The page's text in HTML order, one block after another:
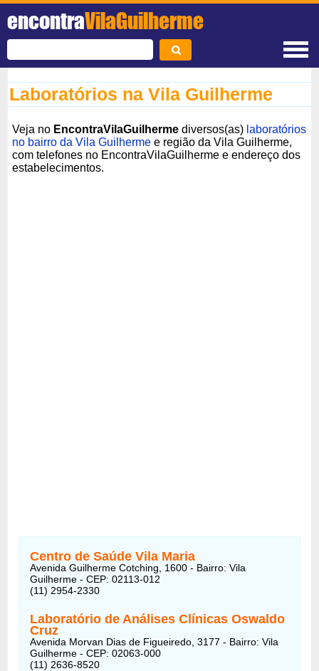
encontraVilaGuilherme
Laboratórios na Vila Guilherme
Veja no EncontraVilaGuilherme diversos(as) laboratórios
no bairro da Vila Guilherme e região da Vila Guilherme,
com telefones no EncontraVilaGuilherme e endereço dos
estabelecimentos.
Centro de Saúde Vila Maria
Avenida Guilherme Cotching, 1600 - Bairro: Vila
Guilherme - CEP: 02113-012
(11) 2954-2330
Laboratório de Análises Clínicas Oswaldo
Cruz
Avenida Morvan Dias de Figueiredo, 3177 - Bairro: Vila
Guilherme - CEP: 02063-000
(11) 2636-8520